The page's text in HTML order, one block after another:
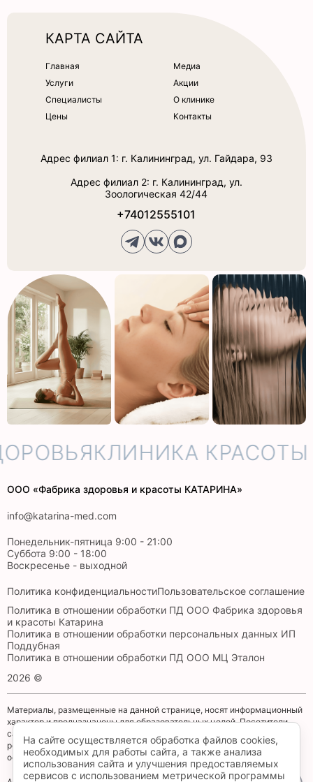
КАРТА САЙТА
Главная
Услуги
Специалисты
Цены
Медиа
Акции
О клинике
Контакты
Адрес филиал 1: г. Калининград, ул. Гайдара, 93
Адрес филиал 2: г. Калининград, ул.
Зоологическая 42/44
+74012555101
КЛИНИКА КРАСОТЫ
ООО «Фабрика здоровья и красоты КАТАРИНА»
info@katarina-med.com
Понедельник-пятница 9:00 - 21:00
Суббота 9:00 - 18:00
Воскресенье - выходной
Политика конфиденциальностиПользовательское соглашение
Политика в отношении обработки ПД ООО Фабрика здоровья
и красоты Катарина
Политика в отношении обработки персональных данных ИП
Поддубная
Политика в отношении обработки ПД ООО МЦ Эталон
2026 ©
Материалы, размещенные на данной странице, носят информационный
характер и предназначены для образовательных целей. Посетители
сайта не должны использовать их в качестве медицинских
рекомендаций. Определение диагноза и выбор методики лечения
остается исключительной прерогативой вашего лечащего врача!
На сайте осуществляется обработка файлов cookies,
необходимых для работы сайта, а также анализа
использования сайта и улучшения предоставляемых
сервисов с использованием метрической программы